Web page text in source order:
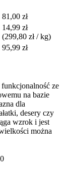
81,00 zł
14,99 zł
(299,80 zł / kg)
95,99 zł
ze
na bazie
dla
desery czy
wzrok i jest
można